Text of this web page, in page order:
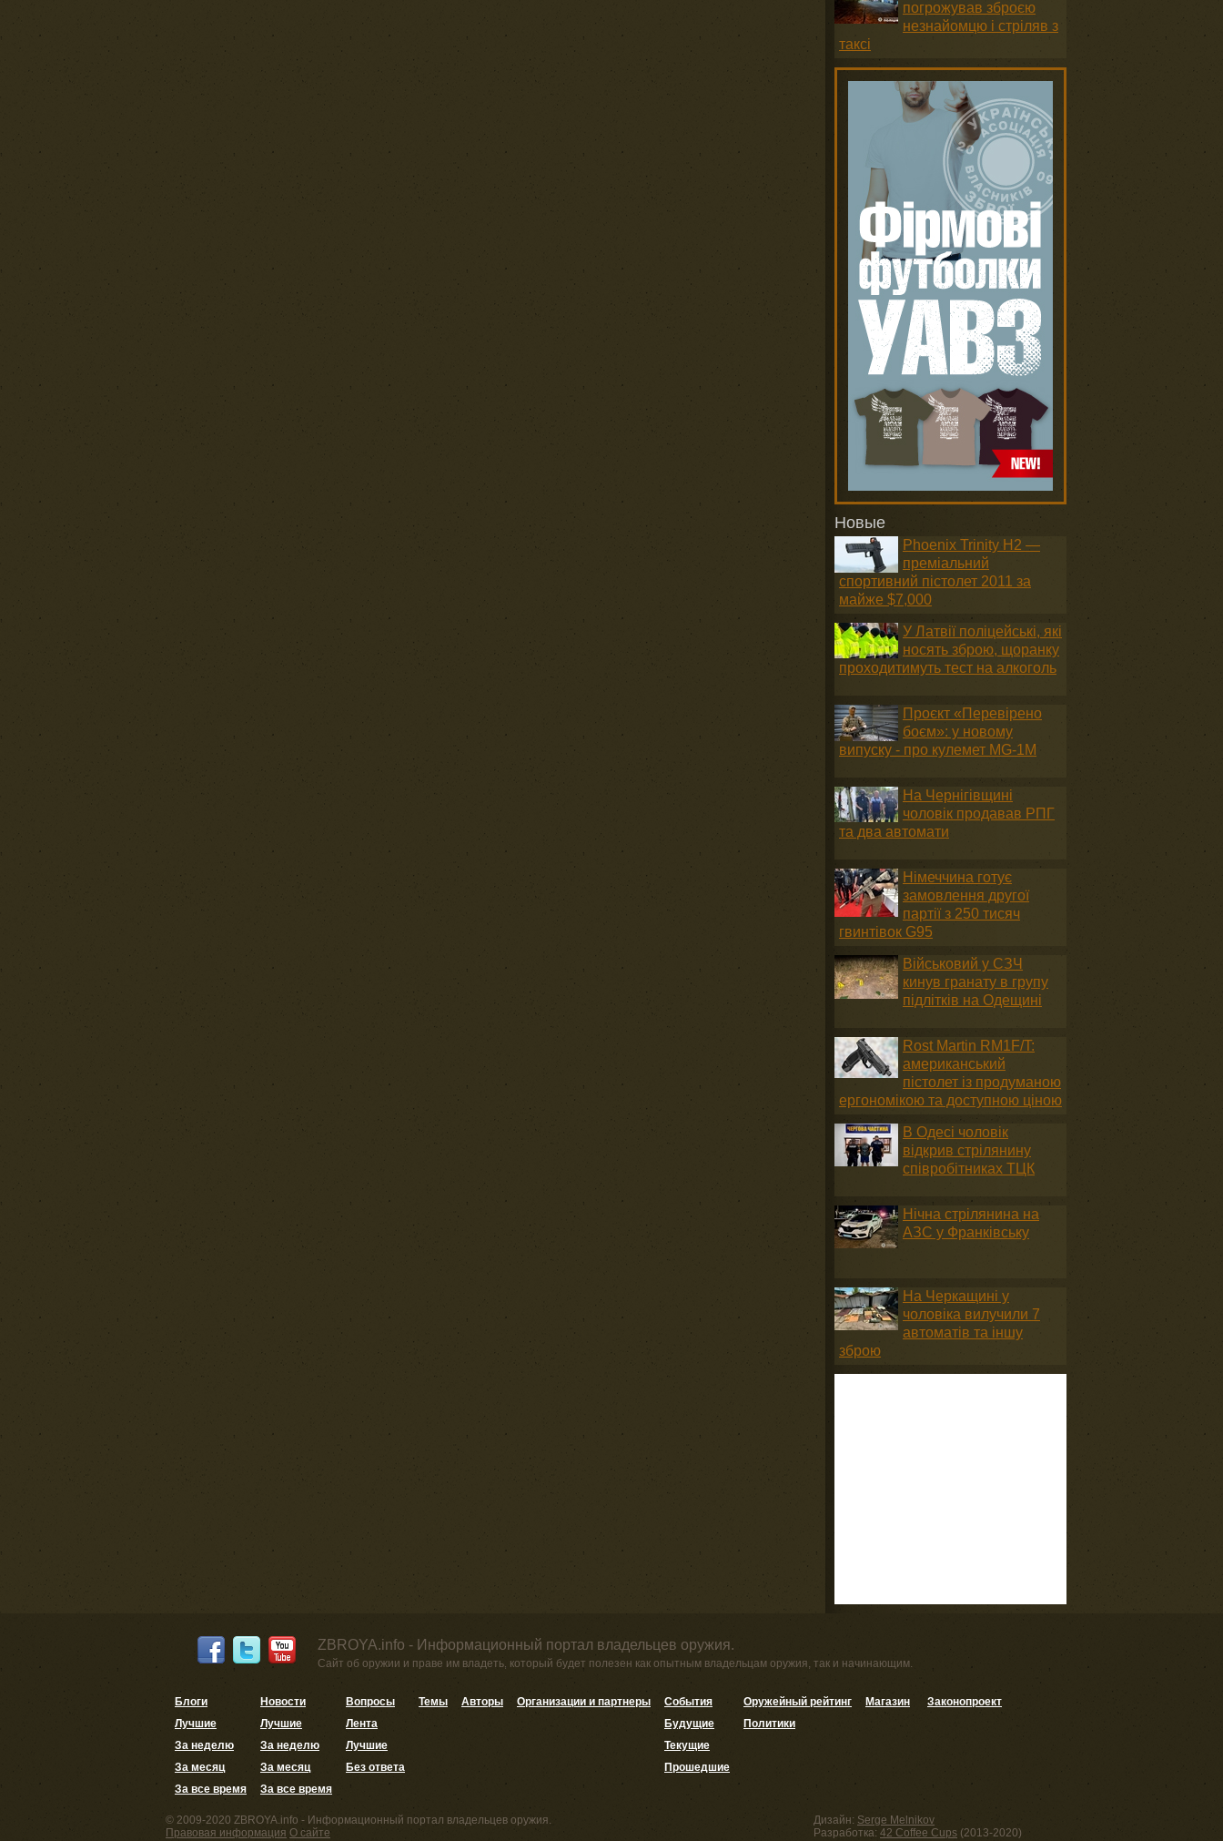
погрожував зброєю
незнайомцю і стріляв з
таксі
Новые
Phoenix Trinity H2 —
преміальний
спортивний пістолет 2011 за
майже $7,000
У Латвії поліцейські, які
носять зброю, щоранку
проходитимуть тест на алкоголь
Проєкт «Перевірено
боєм»: у новому
випуску - про кулемет MG-1М
На Чернігівщині
чоловік продавав РПГ
та два автомати
Німеччина готує
замовлення другої
партії з 250 тисяч
гвинтівок G95
Військовий у СЗЧ
кинув гранату в групу
підлітків на Одещині
Rost Martin RM1F/T:
американський
пістолет із продуманою
ергономікою та доступною ціною
В Одесі чоловік
відкрив стрілянину
співробітниках ТЦК
Нічна стрілянина на
АЗС у Франківську
На Черкащині у
чоловіка вилучили 7
автоматів та іншу
зброю
ZBROYA.info - Информационный портал владельцев оружия.
Сайт об оружии и праве им владеть, который будет полезен как опытным владельцам оружия, так и начинающим.
Блоги
Лучшие
За неделю
За месяц
За все время
Новости
Лучшие
За неделю
За месяц
За все время
Вопросы
Лента
Лучшие
Без ответа
Темы Авторы Организации и партнеры
События
Будущие
Текущие
Прошедшие
Оружейный рейтинг
Политики
Магазин Законопроект
© 2009-2020 ZBROYA.info - Информационный портал владельцев оружия.
Правовая информация О сайте
Дизайн: Serge Melnikov
Разработка: 42 Coffee Cups (2013-2020)